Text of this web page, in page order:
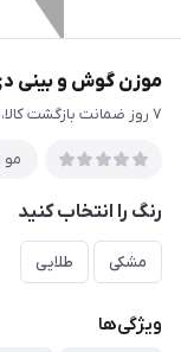
موزن گوش و بینی دی
۷ روز ضمانت بازگشت کالا،ضمانت اصالت و سلامت کالا
رنگ را انتخاب کنید
مشکی طلایی
ویژگی‌ها